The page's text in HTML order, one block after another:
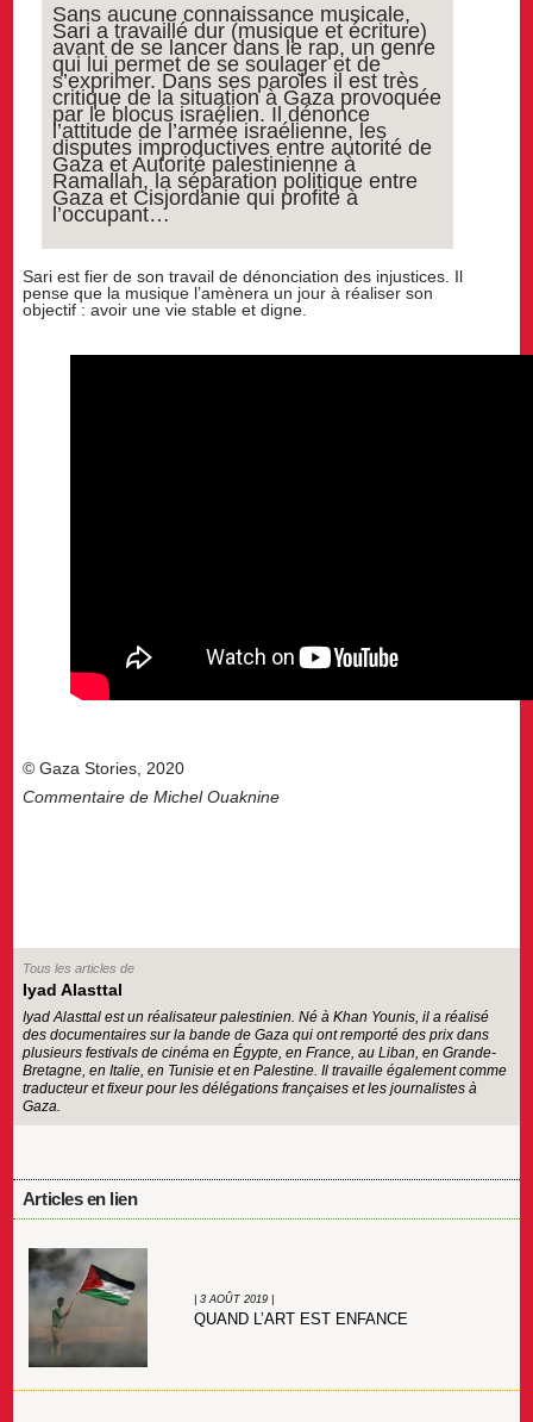
Sans aucune connaissance musicale,
Sari a travaillé dur (musique et écriture)
avant de se lancer dans le rap, un genre
qui lui permet de se soulager et de
s’exprimer. Dans ses paroles il est très
critique de la situation à Gaza provoquée
par le blocus israélien. Il dénonce
l’attitude de l’armée israélienne, les
disputes improductives entre autorité de
Gaza et Autorité palestinienne à
Ramallah, la séparation politique entre
Gaza et Cisjordanie qui profite à
l’occupant…
Sari est fier de son travail de dénonciation des injustices. Il
pense que la musique l’amènera un jour à réaliser son
objectif : avoir une vie stable et digne.
© Gaza Stories, 2020
Commentaire de Michel Ouaknine
Tous les articles de
Iyad Alasttal
Iyad Alasttal est un réalisateur palestinien. Né à Khan Younis, il a réalisé
des documentaires sur la bande de Gaza qui ont remporté des prix dans
plusieurs festivals de cinéma en Égypte, en France, au Liban, en Grande-
Bretagne, en Italie, en Tunisie et en Palestine. Il travaille également comme
traducteur et fixeur pour les délégations françaises et les journalistes à
Gaza.
Articles en lien
| 3 AOÛT 2019 |
QUAND L’ART EST ENFANCE